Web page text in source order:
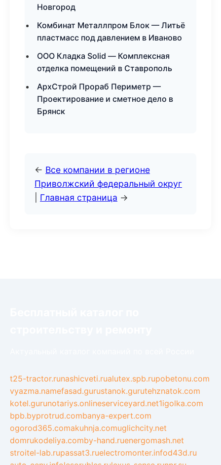
Новгород
Комбинат Металлпром Блок — Литьё
пластмасс под давлением в Иваново
ООО Кладка Solid — Комплексная
отделка помещений в Ставрополь
АрхСтрой Прораб Периметр —
Проектирование и сметное дело в
Брянск
← Все компании в регионе
Приволжский федеральный округ
Главная страница →
t25-tractor.runashicveti.rualutex.spb.rupobetonu.com
vyazma.namefasad.gurustanok.gurutehznatok.com
kotel.gurunotariys.onlineserviceyard.net1igolka.com
bpb.byprotrud.combanya-expert.com
ogorod365.comakuhnja.comuglichcity.net
domrukodeliya.comby-hand.ruenergomash.net
stroitel-lab.rupassat3.ruelectromonter.infod43d.ru